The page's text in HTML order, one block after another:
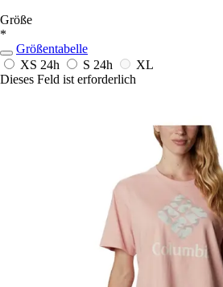
Größe
*
Größentabelle
XS 24h S 24h
XL
Dieses Feld ist erforderlich